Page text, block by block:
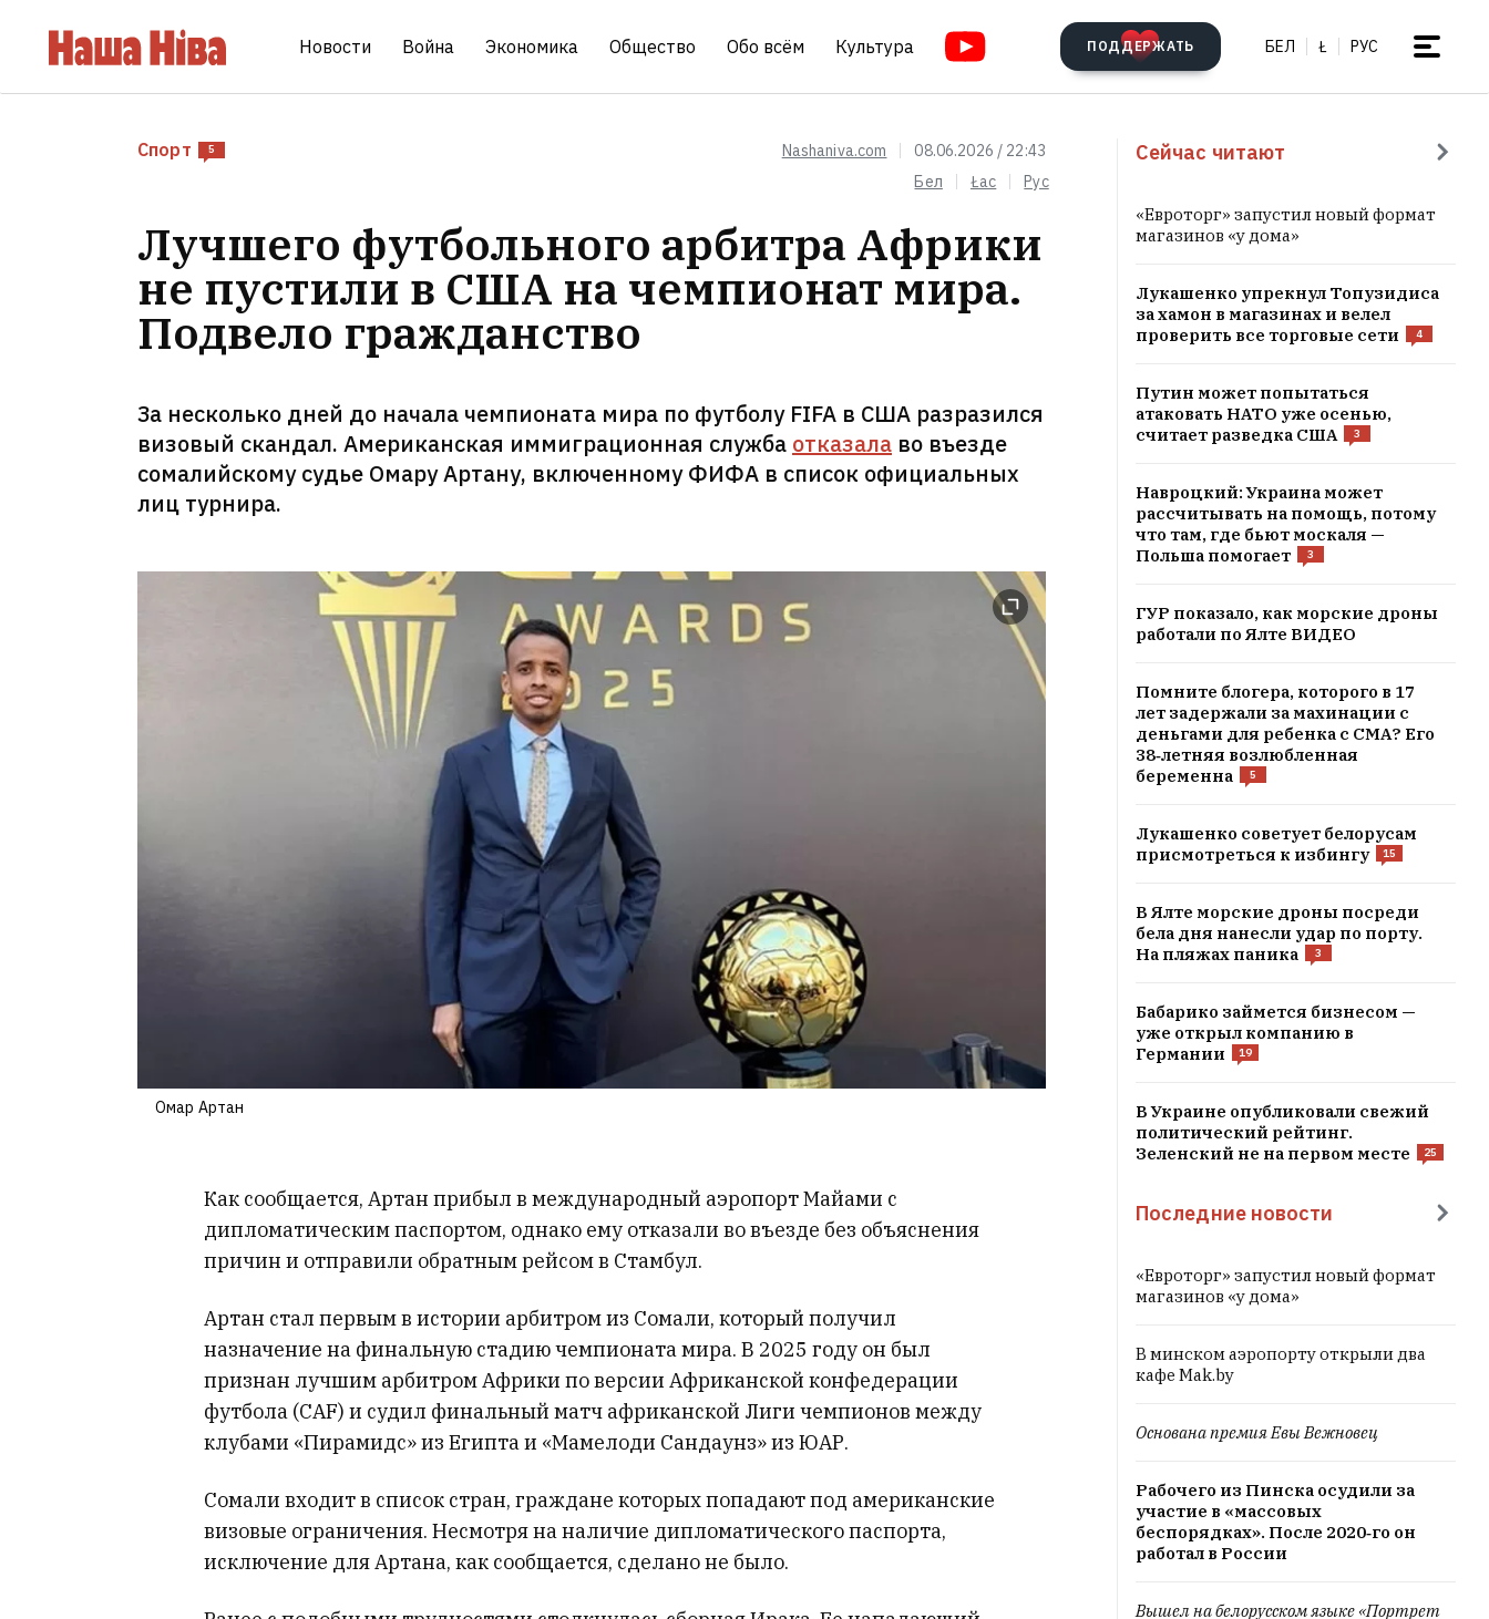
Новости Война Экономика Общество Обо всём Культура ПОДДЕРЖАТЬ БЕЛ Ł РУС
Спорт 5 Nashaniva.com
08.06.2026 / 22:43
Бел
Łac Рус
Лучшего футбольного арбитра Африки
не пустили в США на чемпионат мира.
Подвело гражданство
За несколько дней до начала чемпионата мира по футболу FIFA в США разразился
визовый скандал. Американская иммиграционная служба отказала во въезде
сомалийскому судье Омару Артану, включенному ФИФА в список официальных
лиц турнира.
Омар Артан
Как сообщается, Артан прибыл в международный аэропорт Майами с
дипломатическим паспортом, однако ему отказали во въезде без объяснения
причин и отправили обратным рейсом в Стамбул.
Артан стал первым в истории арбитром из Сомали, который получил
назначение на финальную стадию чемпионата мира. В 2025 году он был
признан лучшим арбитром Африки по версии Африканской конфедерации
футбола (CAF) и судил финальный матч африканской Лиги чемпионов между
клубами «Пирамидс» из Египта и «Мамелоди Сандаунз» из ЮАР.
Сомали входит в список стран, граждане которых попадают под американские
визовые ограничения. Несмотря на наличие дипломатического паспорта,
исключение для Артана, как сообщается, сделано не было.
Сейчас читают
«Евроторг» запустил новый формат
магазинов «у дома»
Лукашенко упрекнул Топузидиса
за хамон в магазинах и велел
проверить все торговые сети
4
Путин может попытаться
атаковать НАТО уже осенью,
считает разведка США
3
Навроцкий: Украина может
рассчитывать на помощь, потому
что там, где бьют москаля —
Польша помогает
3
ГУР показало, как морские дроны
работали по Ялте ВИДЕО
Помните блогера, которого в 17
лет задержали за махинации с
деньгами для ребенка с СМА? Его
38‑летняя возлюбленная
беременна
5
Лукашенко советует белорусам
присмотреться к избингу
15
В Ялте морские дроны посреди
бела дня нанесли удар по порту.
На пляжах паника
3
Бабарико займется бизнесом —
уже открыл компанию в
Германии
19
В Украине опубликовали свежий
политический рейтинг.
Зеленский не на первом месте
25
Последние новости
«Евроторг» запустил новый формат
магазинов «у дома»
В минском аэропорту открыли два
кафе Mak.by
Основана премия Евы Вежновец
Рабочего из Пинска осудили за
участие в «массовых
беспорядках». После 2020‑го он
работал в России
Вышел на белорусском языке «Портрет